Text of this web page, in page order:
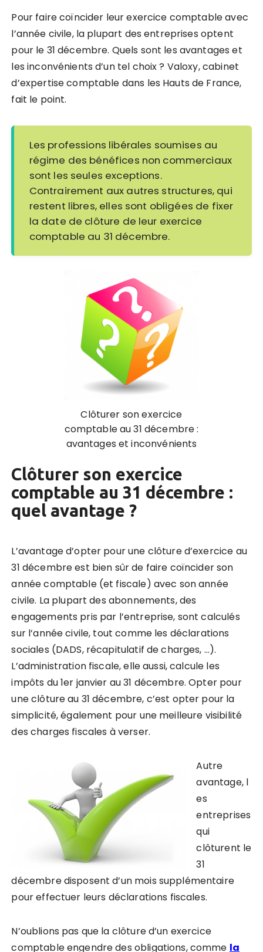
Pour faire coïncider leur exercice comptable avec
l’année civile, la plupart des entreprises optent
pour le 31 décembre. Quels sont les avantages et
les inconvénients d’un tel choix ? Valoxy,cabinet
d’expertise comptable dans les Hauts de France,
fait le point.
Les professions libérales soumises au
régime des bénéfices non commerciaux
sont les seules exceptions.
Contrairement aux autres structures, qui
restent libres, elles sont obligées de fixer
la date de clôture de leur exercice
comptable au 31 décembre.
Clôturer son exercice
comptable au 31 décembre :
avantages et inconvénients
Clôturer son exercice
comptable au 31 décembre :
quel avantage ?
L’avantage d’opter pour une clôture d’exercice au
31 décembre est bien sûr de faire coïncider son
année comptable (et fiscale) avec son année
civile. La plupart des abonnements, des
engagements pris par l’entreprise, sont calculés
sur l’année civile, tout comme les déclarations
sociales (DADS, récapitulatif de charges, …).
L’administration fiscale, elle aussi, calcule les
impôts du 1er janvier au 31 décembre.Opter pour
une clôture au 31 décembre, c’est opter pour la
simplicité, également pour une meilleure visibilité
des charges fiscales à verser.
Autre
avantage, l
es
entreprises
qui
clôturent le
31
décembre disposent d’un mois supplémentaire
pour effectuer leurs déclarations fiscales.
N’oublions pas que la clôture d’un exercice
comptable engendre des obligations, comme la